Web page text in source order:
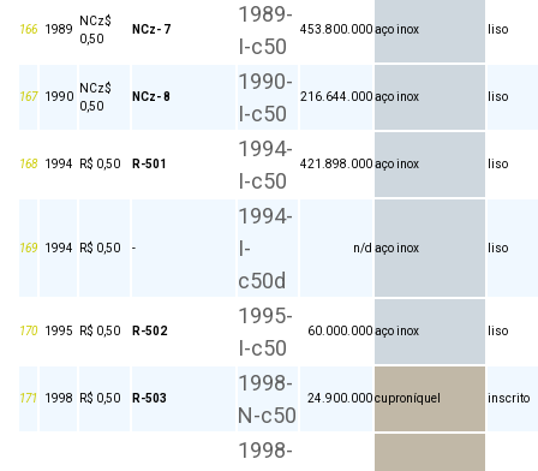
166 1989
NCz$
0,50
NCz- 7
1989-
I-c50
453.800.000aço inox liso
167 1990
NCz$
0,50
NCz- 8
1990-
I-c50
216.644.000aço inox liso
168 1994 R$ 0,50 R-501
1994-
I-c50
421.898.000aço inox liso
169 1994 R$ 0,50 -
1994-
I-
c50d
n/d aço inox liso
170 1995 R$ 0,50 R-502
1995-
I-c50
60.000.000aço inox liso
171 1998 R$ 0,50 R-503
1998-
N-c50
24.900.000cuproníquel inscrito
1998-